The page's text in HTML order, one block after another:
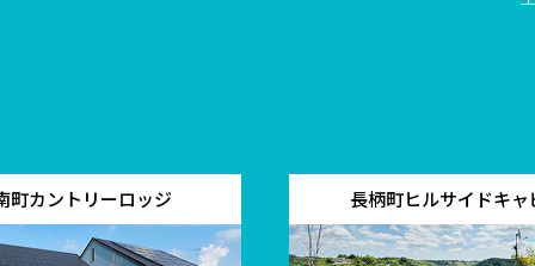
町カントリーロッジ 長柄町ヒルサイドキャ